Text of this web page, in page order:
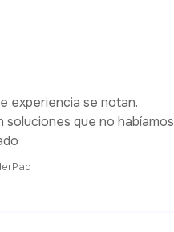
experiencia se notan.
soluciones que no habíamos